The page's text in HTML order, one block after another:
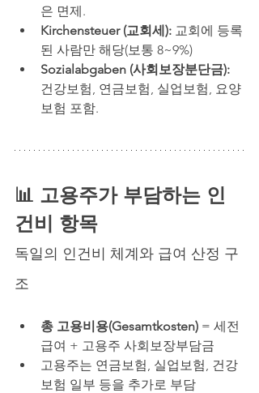
은 면제.
Kirchensteuer (교회세): 교회에 등록
된 사람만 해당(보통 8~9%)
Sozialabgaben (사회보장분단금):
건강보험, 연금보험, 실업보험, 요양
보험 포함.
📊 고용주가 부담하는 인
건비 항목
독일의 인건비 체계와 급여 산정 구
조
총 고용비용(Gesamtkosten) = 세전
급여 + 고용주 사회보장부담금
고용주는 연금보험, 실업보험, 건강
보험 일부 등을 추가로 부담